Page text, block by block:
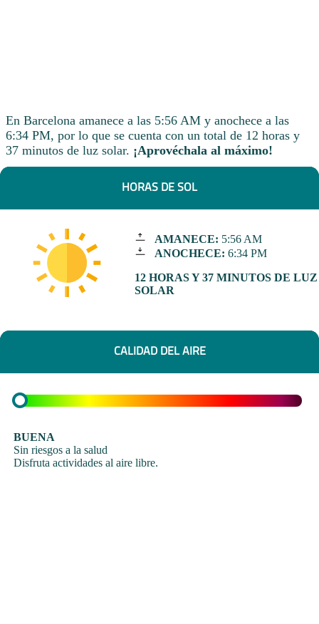
En Barcelona amanece a las 5:56 AM y anochece a las
6:34 PM, por lo que se cuenta con un total de 12 horas y
37 minutos de luz solar. ¡Aprovéchala al máximo!
HORAS DE SOL
AMANECE: 5:56 AM
ANOCHECE: 6:34 PM
12 HORAS Y 37 MINUTOS DE LUZ
SOLAR
CALIDAD DEL AIRE
BUENA
Sin riesgos a la salud
Disfruta actividades al aire libre.